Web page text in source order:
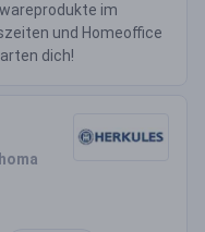
im
und Homeoffice
dich!